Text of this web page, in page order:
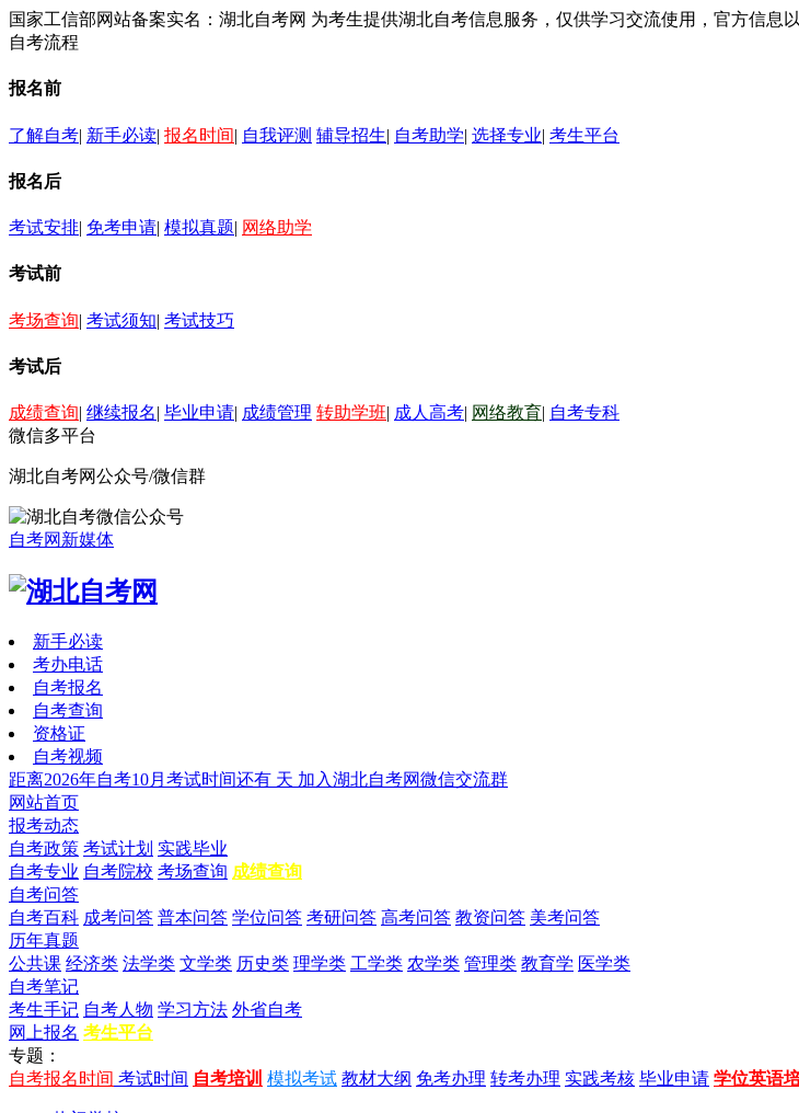
国家工信部网站备案实名：湖北自考网 为考生提供湖北自考信息服务，仅供学习交流使用，官方信息
自考流程
报名前
了解自考| 新手必读| 报名时间| 自我评测 辅导招生| 自考助学| 选择专业| 考生平台
报名后
考试安排| 免考申请| 模拟真题| 网络助学
考试前
考场查询| 考试须知| 考试技巧
考试后
成绩查询| 继续报名| 毕业申请| 成绩管理 转助学班| 成人高考| 网络教育| 自考专科
微信多平台
湖北自考网公众号/微信群
自考网新媒体
新手必读
考办电话
自考报名
自考查询
资格证
自考视频
距离2026年自考10月考试时间还有 天 加入湖北自考网微信交流群
网站首页
报考动态
自考政策 考试计划 实践毕业
自考专业 自考院校 考场查询 成绩查询
自考问答
自考百科 成考问答 普本问答 学位问答 考研问答 高考问答 教资问答 美考问答
历年真题
公共课 经济类 法学类 文学类 历史类 理学类 工学类 农学类 管理类 教育学 医学类
自考笔记
考生手记 自考人物 学习方法 外省自考
网上报名 考生平台
专题：
自考报名时间 考试时间 自考培训 模拟考试 教材大纲 免考办理 转考办理 实践考核 毕业申请 学位英语培